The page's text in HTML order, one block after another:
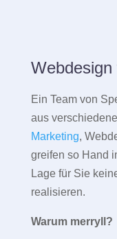
Ein Team von
aus
Marketing,
greifen so Hand
Lage für Sie
realisieren.
Warum merryll?